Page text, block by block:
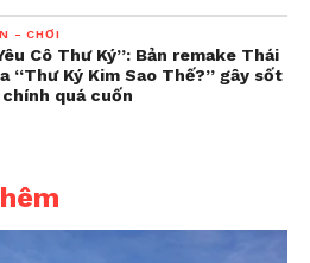
- CHƠI
Cô Thư Ký”: Bản remake Thái
“Thư Ký Kim Sao Thế?” gây sốt
quá cuốn